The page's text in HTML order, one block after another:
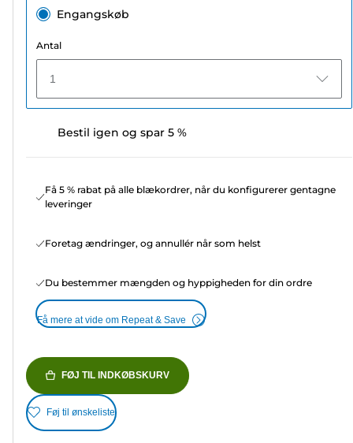
Engangskøb
Antal
1
Bestil igen og spar 5 %
Få 5 % rabat på alle blækordrer, når du konfigurerer gentagne
leveringer
Foretag ændringer, og annullér når som helst
Du bestemmer mængden og hyppigheden for din ordre
Få mere at vide om Repeat & Save
FØJ TIL INDKØBSKURV
Føj til ønskeliste